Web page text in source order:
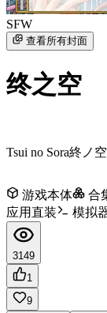
SFW
查看所有封面
终之空
Tsui no Sora終ノ空
游戏本体 合
应用直装
模拟
3149
1
9